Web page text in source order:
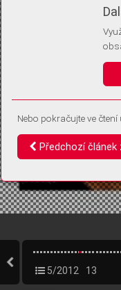
Identifikátor je zcela
Vaše souhlasy a
vás už příště znovu
5/2012 13
Nebo pokračujte ve
Předchozí článek